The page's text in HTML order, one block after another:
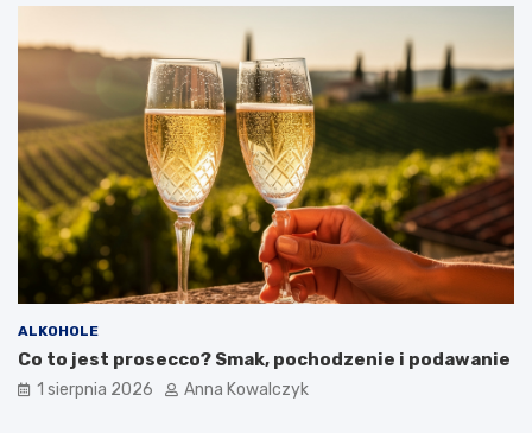
ALKOHOLE
Co to jest prosecco? Smak, pochodzenie i podawanie
1 sierpnia 2026 Anna Kowalczyk